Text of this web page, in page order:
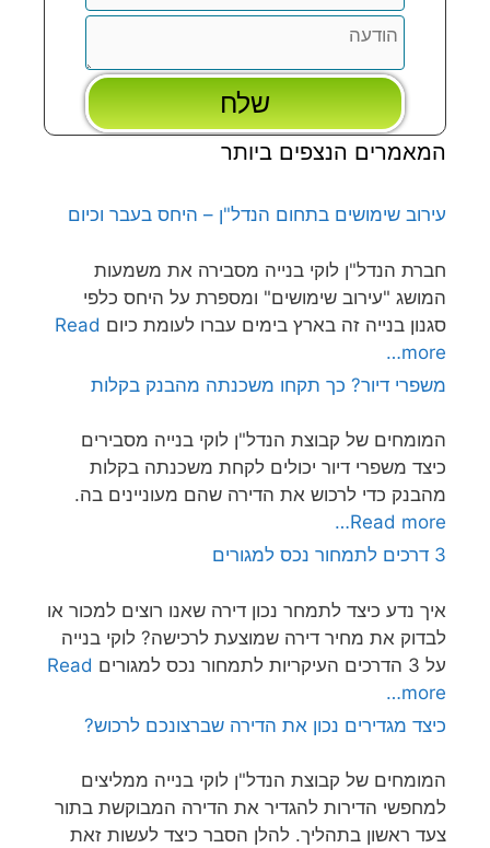
המאמרים הנצפים ביותר
עירוב שימושים בתחום הנדל"ן – היחס בעבר וכיום
חברת הנדל"ן לוקי בנייה מסבירה את משמעות
המושג "עירוב שימושים" ומספרת על היחס כלפי
סגנון בנייה זה בארץ בימים עברו לעומת כיום Read
more…
משפרי דיור? כך תקחו משכנתה מהבנק בקלות
המומחים של קבוצת הנדל"ן לוקי בנייה מסבירים
כיצד משפרי דיור יכולים לקחת משכנתה בקלות
מהבנק כדי לרכוש את הדירה שהם מעוניינים בה.
Read more…
3 דרכים לתמחור נכס למגורים
איך נדע כיצד לתמחר נכון דירה שאנו רוצים למכור או
לבדוק את מחיר דירה שמוצעת לרכישה? לוקי בנייה
על 3 הדרכים העיקריות לתמחור נכס למגורים
Read
more…
כיצד מגדירים נכון את הדירה שברצונכם לרכוש?
המומחים של קבוצת הנדל"ן לוקי בנייה ממליצים
למחפשי הדירות להגדיר את הדירה המבוקשת בתור
צעד ראשון בתהליך. להלן הסבר כיצד לעשות זאת